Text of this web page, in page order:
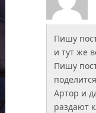
Пишу
и тут же
Пишу
Артор и
раздают